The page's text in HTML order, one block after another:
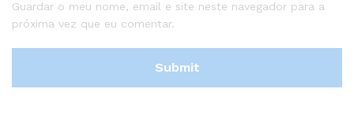
Guardar o meu nome, email e site neste navegador para a
próxima vez que eu comentar.